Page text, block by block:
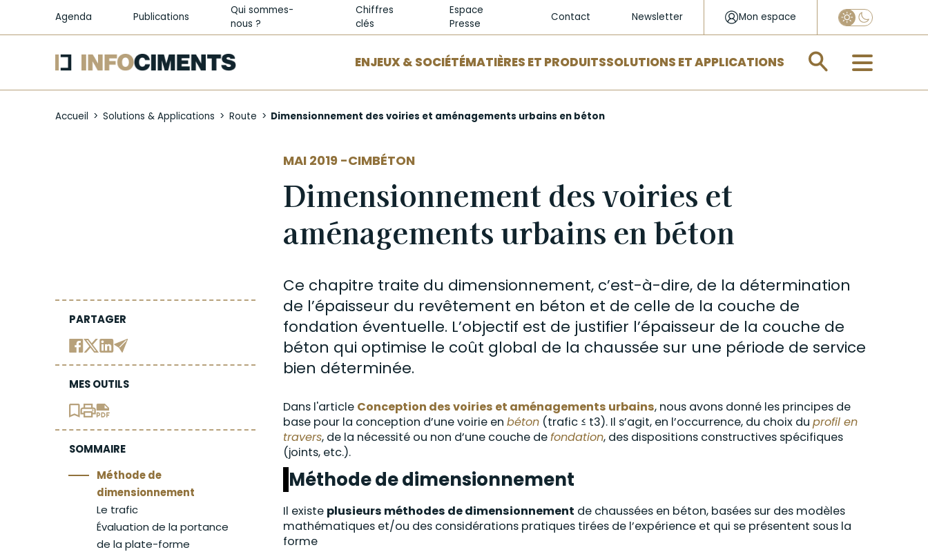
Agenda Publications
Qui sommes-
nous ?
Chiffres
clés
Espace
Presse
Contact Newsletter Mon espace
Appliquer
ENJEUX & SOCIÉTÉMATIÈRES ET PRODUITSSOLUTIONS ET APPLICATIONS
Accueil Solutions & Applications Route Dimensionnement des voiries et aménagements urbains en béton
PARTAGER
MES OUTILS
SOMMAIRE
Méthode de
dimensionnement
Le trafic
Évaluation de la portance
de la plate-forme
MAI 2019 -
AUTEUR CIMBÉTON
Dimensionnement des voiries et
aménagements urbains en béton
Ce chapitre traite du dimensionnement, c’est-à-dire, de la détermination
de l’épaisseur du revêtement en béton et de celle de la couche de
fondation éventuelle. L’objectif est de justifier l’épaisseur de la couche de
béton qui optimise le coût global de la chaussée sur une période de service
bien déterminée.
Dans l'article Conception des voiries et aménagements urbains, nous avons donné les principes de
base pour la conception d’une voirie en béton (trafic ≤ t3). Il s’agit, en l’occurrence, du choix du profil en
travers, de la nécessité ou non d’une couche defondation, des dispositions constructives spécifiques
(joints, etc.).
Méthode de dimensionnement
Il existe plusieurs méthodes de dimensionnement de chaussées en béton, basées sur des modèles
mathématiques et/ou des considérations pratiques tirées de l’expérience et qui se présentent sous la
forme